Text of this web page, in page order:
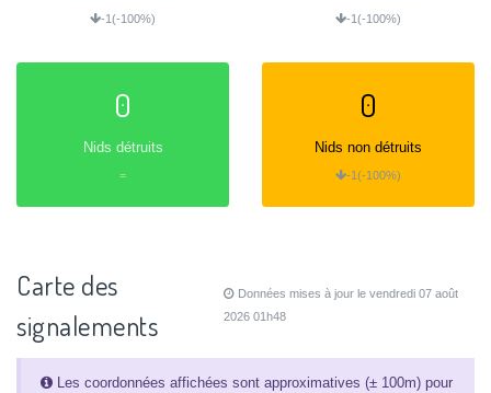
-1(-100%) -1(-100%)
0
Nids détruits
=
0
Nids non détruits
-1(-100%)
Carte des
signalements
Données mises à jour le vendredi 07 août
2026 01h48
Les coordonnées affichées sont approximatives (± 100m) pour